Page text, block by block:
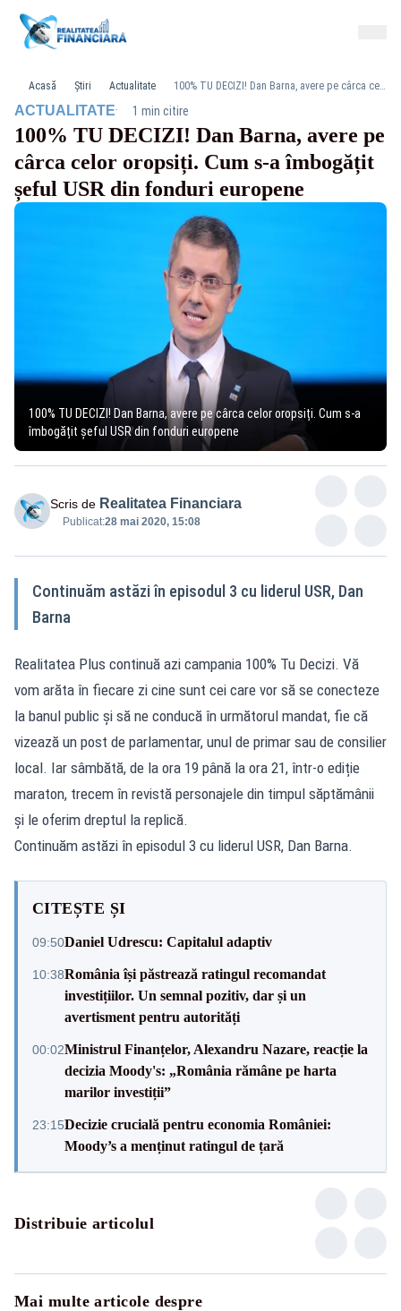
Acasă Știri Actualitate 100% TU DECIZI! Dan Barna, avere pe cârca celor oropsiți. Cum s-a îmbogățit șeful USR din fonduri europene
ACTUALITATE· 1 min citire
100% TU DECIZI! Dan Barna, avere pe
cârca celor oropsiți. Cum s-a îmbogățit
șeful USR din fonduri europene
100% TU DECIZI! Dan Barna, avere pe cârca celor oropsiți. Cum s-a
îmbogățit șeful USR din fonduri europene
Scris de Realitatea Financiara
Publicat:28 mai 2020, 15:08
Continuăm astăzi în episodul 3 cu liderul USR, Dan
Barna
Realitatea Plus continuă azi campania 100% Tu Decizi. Vă
vom arăta în fiecare zi cine sunt cei care vor să se conecteze
la banul public și să ne conducă în următorul mandat, fie că
vizează un post de parlamentar, unul de primar sau de consilier
local. Iar sâmbătă, de la ora 19 până la ora 21, într-o ediție
maraton, trecem în revistă personajele din timpul săptămânii
și le oferim dreptul la replică.
Continuăm astăzi în episodul 3 cu liderul USR, Dan Barna.
CITEȘTE ȘI
09:50Daniel Udrescu: Capitalul adaptiv
10:38România își păstrează ratingul recomandat
investițiilor. Un semnal pozitiv, dar și un
avertisment pentru autorități
00:02Ministrul Finanțelor, Alexandru Nazare, reacție la
decizia Moody's: „România rămâne pe harta
marilor investiții”
23:15Decizie crucială pentru economia României:
Moody’s a menținut ratingul de țară
Distribuie articolul
Mai multe articole despre